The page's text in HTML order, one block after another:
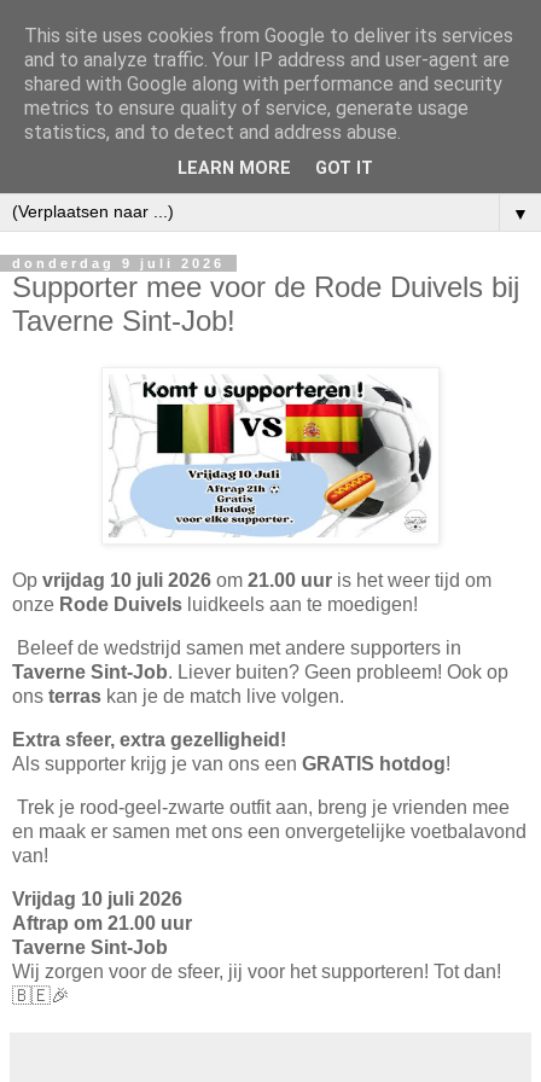
▼
donderdag 9 juli 2026
Supporter mee voor de Rode Duivels bij
Taverne Sint-Job!
Op vrijdag 10 juli 2026 om 21.00 uur is het weer tijd om
onze Rode Duivels luidkeels aan te moedigen!
Beleef de wedstrijd samen met andere supporters in
Taverne Sint-Job. Liever buiten? Geen probleem! Ook op
ons terras kan je de match live volgen.
Extra sfeer, extra gezelligheid!
Als supporter krijg je van ons een GRATIS hotdog!
Trek je rood-geel-zwarte outfit aan, breng je vrienden mee
en maak er samen met ons een onvergetelijke voetbalavond
van!
Vrijdag 10 juli 2026
Aftrap om 21.00 uur
Taverne Sint-Job
Wij zorgen voor de sfeer, jij voor het supporteren! Tot dan!
🇧🇪🎉
This site uses cookies from Google to deliver its services
and to analyze traffic. Your IP address and user-agent are
shared with Google along with performance and security
metrics to ensure quality of service, generate usage
statistics, and to detect and address abuse.
LEARN MORE GOT IT